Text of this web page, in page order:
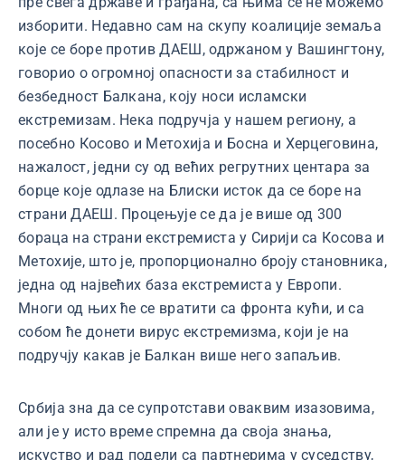
изборити. Недавно сам на скупу коалиције земаља
које се боре против ДАЕШ, одржаном у Вашингтону,
говорио о огромној опасности за стабилност и
безбедност Балкана, коју носи исламски
екстремизам. Нека подручја у нашем региону, а
посебно Косово и Метохија и Босна и Херцеговина,
нажалост, једни су од већих регрутних центара за
борце које одлазе на Блиски исток да се боре на
страни ДАЕШ. Процењује се да је више од 300
бораца на страни екстремиста у Сирији са Косова и
Метохије, што је, пропорционално броју становника,
једна од највећих база екстремиста у Европи.
Многи од њих ће се вратити са фронта кући, и са
собом ће донети вирус екстремизма, који је на
подручју какав је Балкан више него запаљив.
Србија зна да се супротстави оваквим изазовима,
али је у исто време спремна да своја знања,
искуство и рад подели са партнерима у суседству,